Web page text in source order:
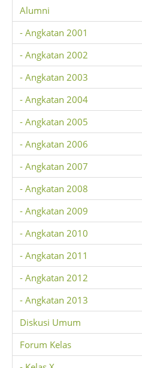
Alumni
- Angkatan 2001
- Angkatan 2002
- Angkatan 2003
- Angkatan 2004
- Angkatan 2005
- Angkatan 2006
- Angkatan 2007
- Angkatan 2008
- Angkatan 2009
- Angkatan 2010
- Angkatan 2011
- Angkatan 2012
- Angkatan 2013
Diskusi Umum
Forum Kelas